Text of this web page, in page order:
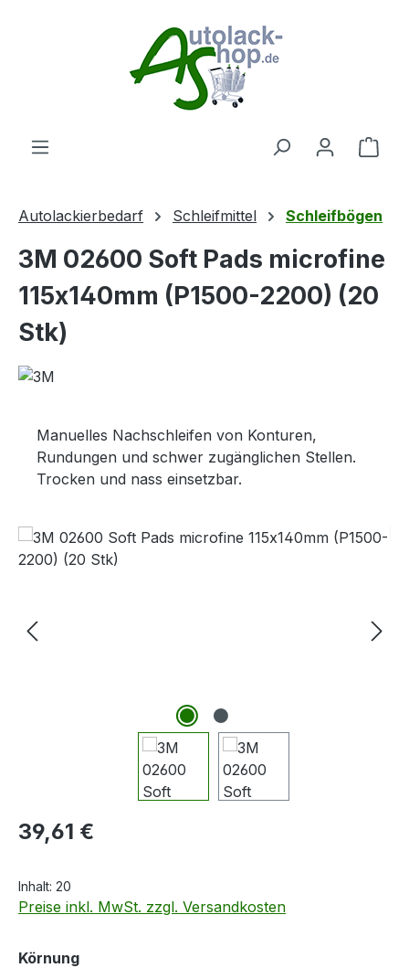
Autolackierbedarf Schleifmittel Schleifbögen
3M 02600 Soft Pads microfine
115x140mm (P1500-2200) (20
Stk)
Manuelles Nachschleifen von Konturen,
Rundungen und schwer zugänglichen Stellen.
Trocken und nass einsetzbar.
Bildergalerie überspringen
Regulärer Preis:
39,61 €
Inhalt: 20
Preise inkl. MwSt. zzgl. Versandkosten
Körnungauswählen